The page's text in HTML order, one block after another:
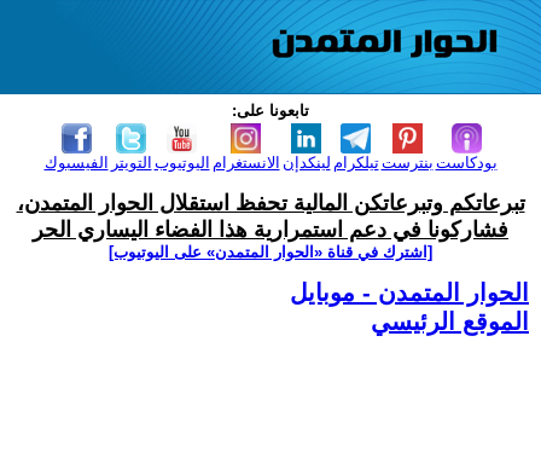
تابعونا على:
الفيسبوك التويتر اليوتيوب الانستغرام لينكدإن تيلكرامبنترست بودكاست
تبرعاتكم وتبرعاتكن المالية تحفظ استقلال الحوار المتمدن،
فشاركونا في دعم استمرارية هذا الفضاء اليساري الحر
[اشترك في قناة ‫«الحوار المتمدن» على اليوتيوب]
الحوار المتمدن - موبايل
الموقع الرئيسي